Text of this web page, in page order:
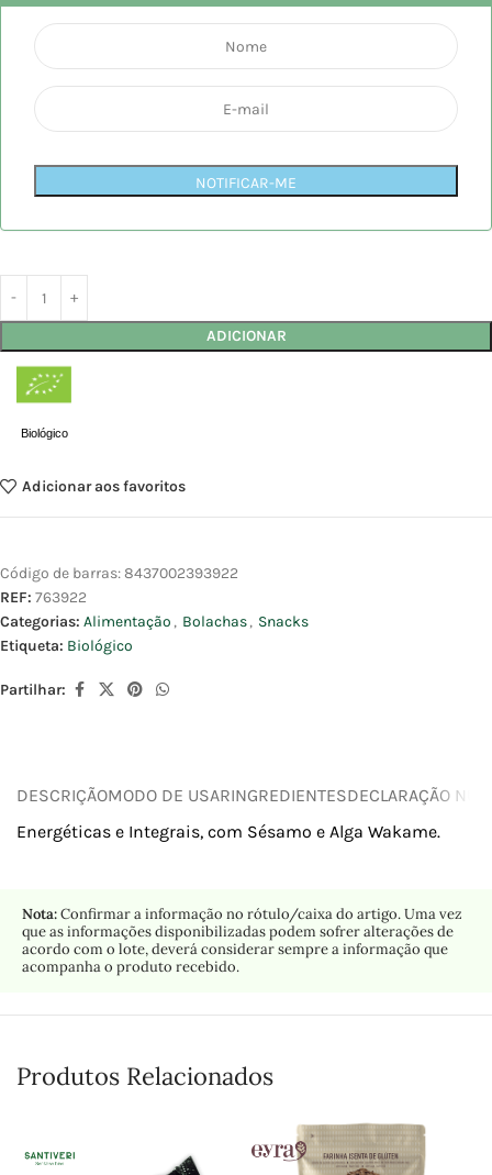
NOTIFICAR-ME
ADICIONAR
Biológico
Adicionar aos favoritos
Código de barras:8437002393922
REF: 763922
Categorias: Alimentação , Bolachas, Snacks
Etiqueta: Biológico
Partilhar:
DESCRIÇÃOMODO DE USARINGREDIENTESDECLARAÇÃO
Energéticas e Integrais, com Sésamo e Alga Wakame.
Nota:Confirmar a informação no rótulo/caixa do artigo. Uma vez
que as informações disponibilizadas podem sofrer alterações de
acordo com o lote, deverá considerar sempre a informação que
acompanha o produto recebido.
Produtos Relacionados